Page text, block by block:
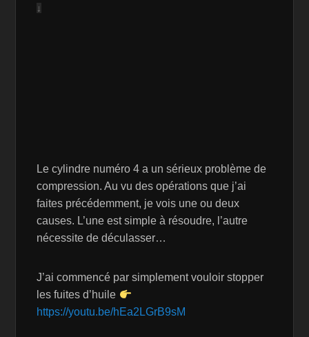
↓
Le cylindre numéro 4 a un sérieux problème de
compression. Au vu des opérations que j’ai
faites précédemment, je vois une ou deux
causes. L’une est simple à résoudre, l’autre
nécessite de déculasser…
J’ai commencé par simplement vouloir stopper
les fuites d’huile
https://youtu.be/hEa2LGrB9sM